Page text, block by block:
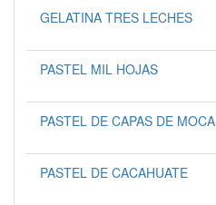
GELATINA TRES LECHES
PASTEL MIL HOJAS
PASTEL DE CAPAS DE MOCA
PASTEL DE CACAHUATE